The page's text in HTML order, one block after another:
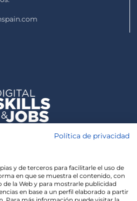
Política de privacidad
y de terceros para facilitarle el uso de
en que se muestra el contenido, con
de la Web y para mostrarle publicidad
en base a un perfil elaborado a partir